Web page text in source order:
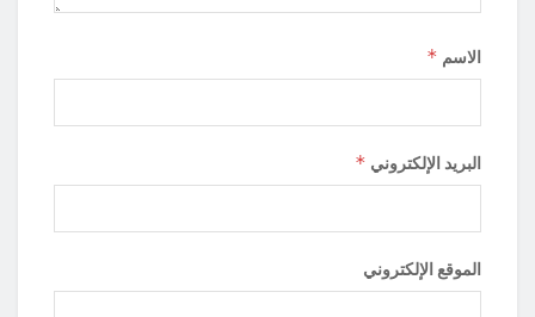
الاسم *
البريد الإلكتروني *
الموقع الإلكتروني